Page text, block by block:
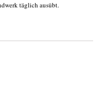
täglich ausübt.